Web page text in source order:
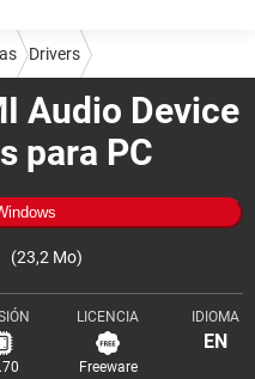
Audio Device
para PC
(23,2 Mo)
LICENCIA
Freeware
IDIOMA
EN
Drivers